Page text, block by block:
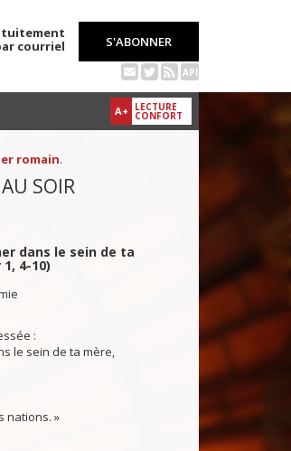
courriel
S'ABONNER
API
A+ LECTURE
CONFORT
romain.
SOIR
dans le sein de ta
4-10)
:
le sein de ta mère,
nations. »